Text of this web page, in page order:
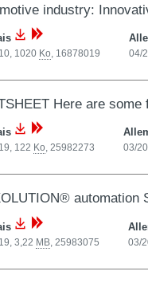
industry:
1020 Ko, 16878019 04/
Here are
122 Ko, 25982273 03/
automation
3,22 MB, 25983075 03/